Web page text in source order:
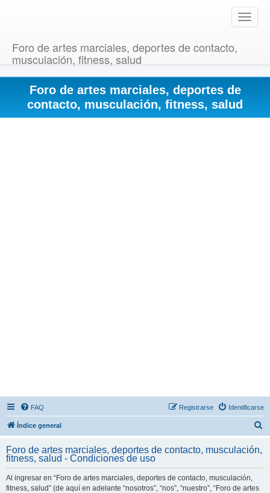
T
o
e
v
Foro de artes marciales, deportes de contacto,
musculación, fitness, salud
Foro de artes marciales, deportes de
contacto, musculación, fitness, salud
FAQ Identificarse
Registrarse
Índice general
c
Foro de artes marciales, deportes de contacto, musculación,
fitness, salud - Condiciones de uso
Al ingresar en “Foro de artes marciales, deportes de contacto, musculación,
fitness, salud” (de aquí en adelante “nosotros”, “nos”, “nuestro”, “Foro de artes